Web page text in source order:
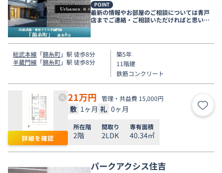
POINT
最新の情報やお部屋のご相談については青戸
店までご連絡・ご相談いただければと思いま
す。
総武本線 「錦糸町」駅 徒歩8分
半蔵門線 「錦糸町」駅 徒歩8分
築5年
11階建
鉄筋コンクリート
詳細を確認
21万円 管理・共益費 15,000円
敷 1ヶ月 礼 0ヶ月 お気
所在階
2階
間取り
2LDK
専有面積
40.34㎡
パークアクシス住吉